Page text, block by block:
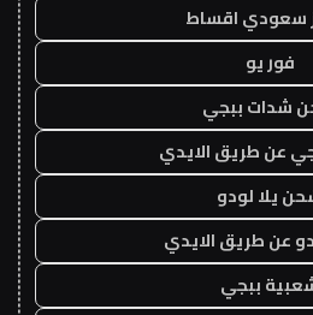
سعودي اقساط
فور يو
شدات ببجي
عن طريق الايدي
يلا لودو
عن طريق الايدي
ببجي